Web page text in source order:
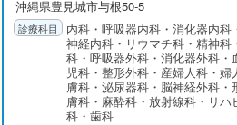
沖縄県豊見城市与根50-5
内科・呼吸器内科・消化器内
神経内科・リウマチ科・精神
科・呼吸器外科・消化器外科
児科・整形外科・産婦人科・
膚科・泌尿器科・脳神経外科
膚科・麻酔科・放射線科・リ
科・歯科